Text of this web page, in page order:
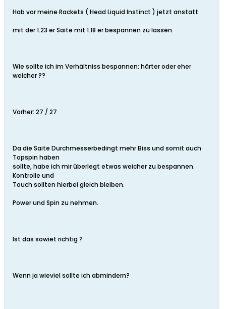
Hab vor meine Rackets ( Head Liquid Instinct ) jetzt anstatt
mit der 1.23 er Saite mit 1.18 er bespannen zu lassen.
Wie sollte ich im Verhältniss bespannen: härter oder eher
weicher ??
Vorher: 27 / 27
Da die Saite Durchmesserbedingt mehr Biss und somit auch
Topspin haben
sollte, habe ich mir überlegt etwas weicher zu bespannen.
Kontrolle und
Touch sollten hierbei gleich bleiben.
Power und Spin zu nehmen.
Ist das sowiet richtig ?
Wenn ja wieviel sollte ich abmindern?